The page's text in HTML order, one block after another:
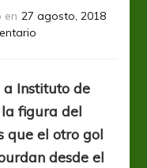
en 27 agosto, 2018
en
Instituto de
figura del
que el otro gol
desde el